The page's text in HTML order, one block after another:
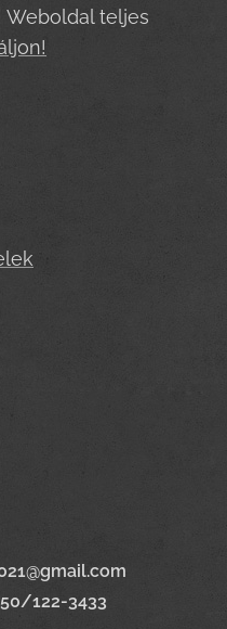
Weboldal teljes
122-3433